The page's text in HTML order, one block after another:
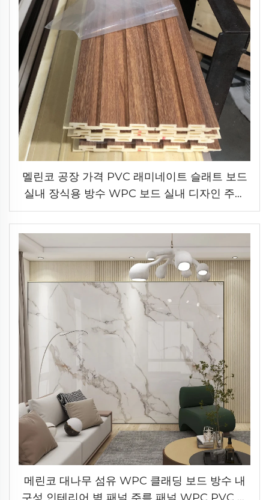
멜린코 공장 가격 PVC 래미네이트 슬래트 보드
실내 장식용 방수 WPC 보드 실내 디자인 주름
벽 패널
메린코 대나무 섬유 WPC 클래딩 보드 방수 내